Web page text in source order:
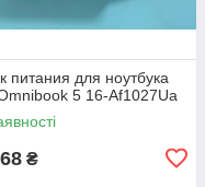
питания для ноутбука
5 16-Af1027Ua
₴